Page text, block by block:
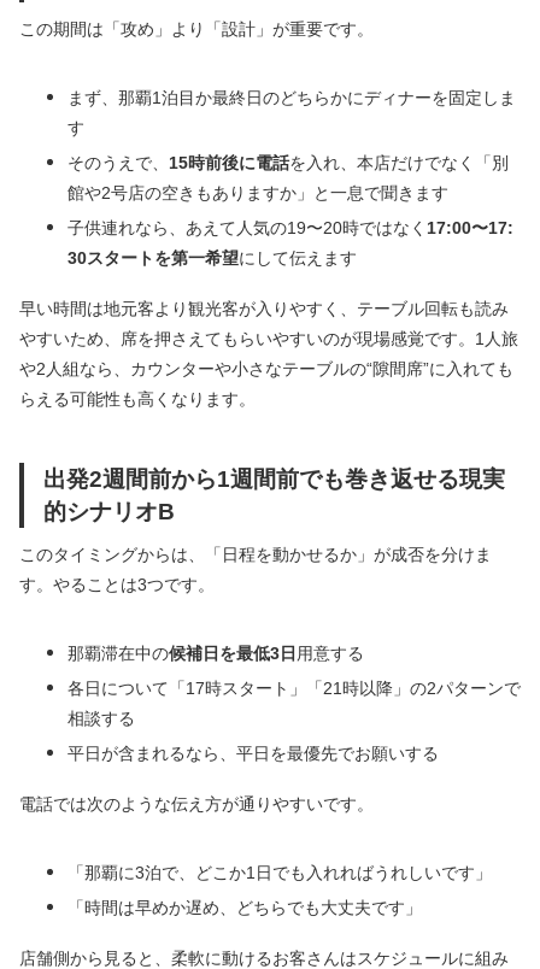
この期間は「攻め」より「設計」が重要です。
まず、那覇1泊目か最終日のどちらかにディナーを固定しま
す
そのうえで、 15時前後に電話を入れ、本店だけでなく「別
館や2号店の空きもありますか」と一息で聞きます
子供連れなら、あえて人気の19〜20時ではなく 17:00〜17:
30スタートを第一希望にして伝えます
早い時間は地元客より観光客が入りやすく、テーブル回転も読み
やすいため、席を押さえてもらいやすいのが現場感覚です。1人旅
や2人組なら、カウンターや小さなテーブルの“隙間席”に入れても
らえる可能性も高くなります。
出発2週間前から1週間前でも巻き返せる現実
的シナリオB
このタイミングからは、「日程を動かせるか」が成否を分けま
す。やることは3つです。
那覇滞在中の候補日を最低3日 用意する
各日について「17時スタート」「21時以降」の2パターンで
相談する
平日が含まれるなら、平日を最優先でお願いする
電話では次のような伝え方が通りやすいです。
「那覇に3泊で、どこか1日でも入れればうれしいです」
「時間は早めか遅め、どちらでも大丈夫です」
店舗側から見ると、柔軟に動けるお客さんはスケジュールに組み